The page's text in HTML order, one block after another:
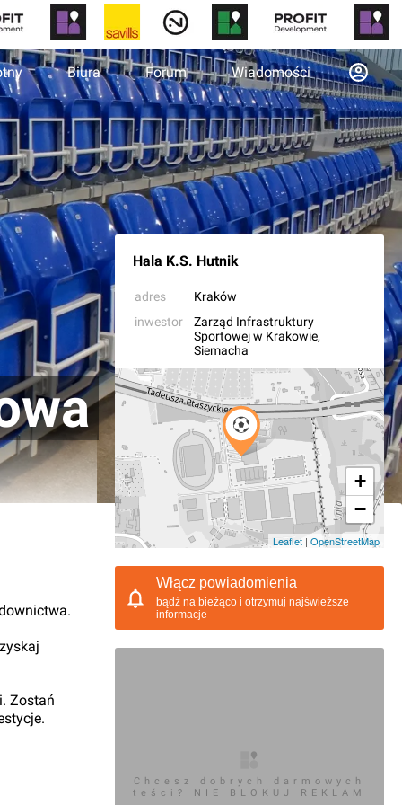
Biura Forum Wiadomości
Hala K.S. Hutnik
adres
Kraków
inwestor
Zarząd Infrastruktury
Sportowej w Krakowie,
Siemacha
+
−
Leaflet | OpenStreetMap
Zostań
Włącz powiadomienia
bądź na bieżąco i otrzymuj najświeższe
informacje
Chcesz dobrych darmowych
teści? NIE BLOKUJ REKLAM